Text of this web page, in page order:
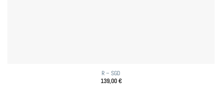
R – SGD
139,00€